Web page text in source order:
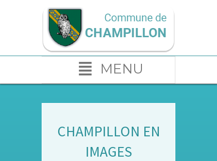
MENU
CHAMPILLON EN
IMAGES